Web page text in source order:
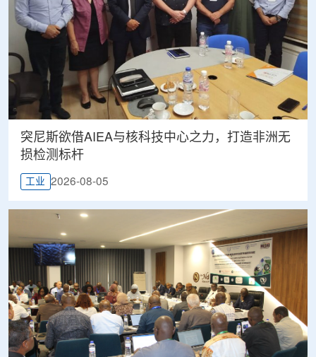
突尼斯欲借AIEA与核科技中心之力，打造非洲无
损检测标杆
工业 2026-08-05